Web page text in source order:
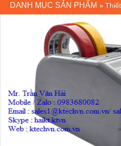
DANH MỤC SẢN PHẨM »